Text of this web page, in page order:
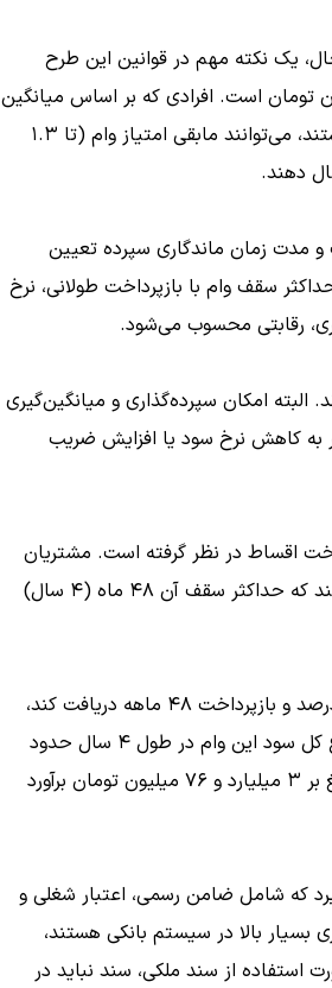
با این حال، یک نکته مهم در قوانین این طرح
فردی دریافت وام برای هر شخص حقیقی ۷۰۰ میلیون تومان است. افرادی که بر اساس میانگین
حساب خود واجد شرایط دریافت مبالغ بالاتر (تا ۲ میلیارد تومان) هستند، می‌توانند مابقی امتیاز وام (تا ۱.۳
دهند.
مدت زمان ماندگاری سپرده تعیین
۱۸ درصد یا ۲۳ درصد باشد. در حداکثر سقف وام با بازپرداخت طولانی، نرخ
به حداقل ۱ ماه زمان نیاز دارند. البته امکان سپرده‌گذاری و میانگین‌گیری
که می‌تواند منجر به کاهش نرخ سود یا افزایش ضریب
اقساط در نظر گرفته است. مشتریان
می‌توانند بر اساس توان مالی خود، مدت زمان بازپرداخت را تعیین کنند که حداکثر سقف آن ۴۸ ماه (۴ سال)
در صورتی که متقاضی سقف وام ۲ میلیارد تومانی را با نرخ سود ۲۳ درصد و بازپرداخت ۴۸ ماهه دریافت کند،
مبلغ هر قسط ماهیانه معادل ۶۴,۱۰۲,۹۴۳ تومان خواهد بود. مجموع کل سود این وام در طول ۴ سال حدود
یک میلیارد و ۷۶ میلیون تومان و مجموع اصل و سود بازپرداختی بالغ بر ۳ میلیارد و ۷۶ میلیون تومان برآورد
که شامل ضامن رسمی، اعتبار شغلی و
بسیار بالا در سیستم بانکی هستند،
از سند ملکی، سند نباید در